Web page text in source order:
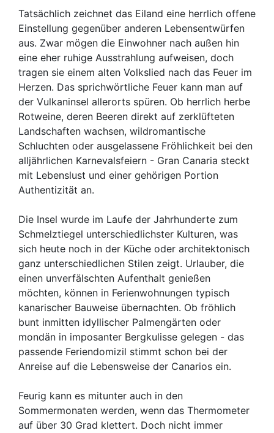
Tatsächlich zeichnet das Eiland eine herrlich offene
Einstellung gegenüber anderen Lebensentwürfen
aus. Zwar mögen die Einwohner nach außen hin
eine eher ruhige Ausstrahlung aufweisen, doch
tragen sie einem alten Volkslied nach das Feuer im
Herzen. Das sprichwörtliche Feuer kann man auf
der Vulkaninsel allerorts spüren. Ob herrlich herbe
Rotweine, deren Beeren direkt auf zerklüfteten
Landschaften wachsen, wildromantische
Schluchten oder ausgelassene Fröhlichkeit bei den
alljährlichen Karnevalsfeiern - Gran Canaria steckt
mit Lebenslust und einer gehörigen Portion
Authentizität an.
Die Insel wurde im Laufe der Jahrhunderte zum
Schmelztiegel unterschiedlichster Kulturen, was
sich heute noch in der Küche oder architektonisch
ganz unterschiedlichen Stilen zeigt. Urlauber, die
einen unverfälschten Aufenthalt genießen
möchten, können in Ferienwohnungen typisch
kanarischer Bauweise übernachten. Ob fröhlich
bunt inmitten idyllischer Palmengärten oder
mondän in imposanter Bergkulisse gelegen - das
passende Feriendomizil stimmt schon bei der
Anreise auf die Lebensweise der Canarios ein.
Feurig kann es mitunter auch in den
Sommermonaten werden, wenn das Thermometer
auf über 30 Grad klettert. Doch nicht immer